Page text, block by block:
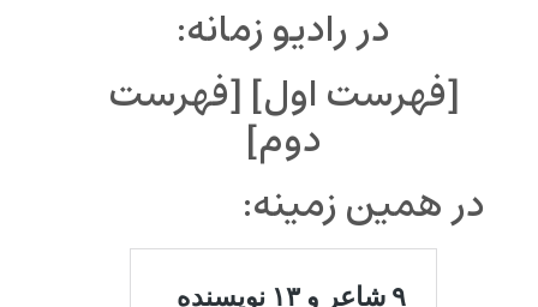
در رادیو زمانه:
[فهرست اول] [فهرست
دوم]
در همین زمینه: